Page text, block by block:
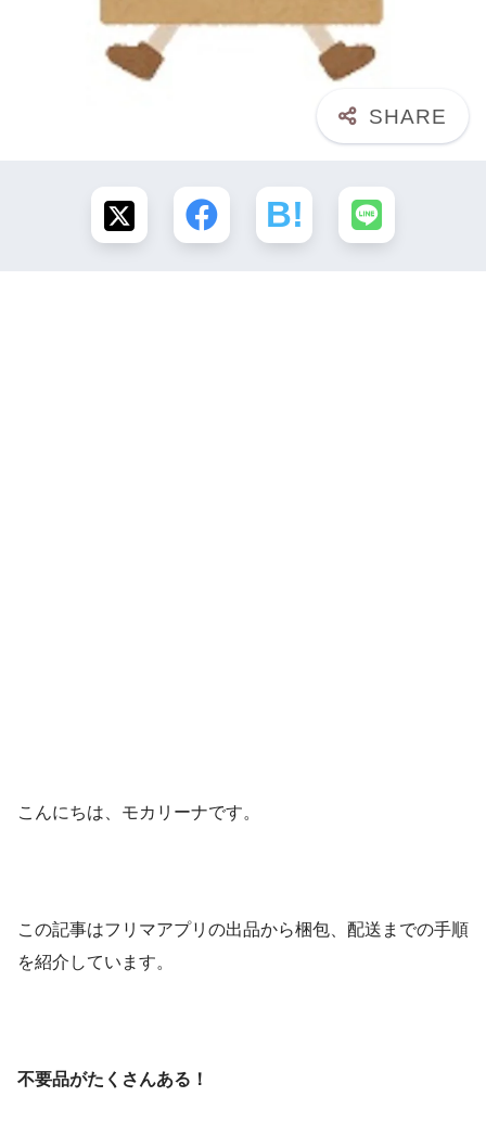
こんにちは、モカリーナです。
この記事はフリマアプリの出品から梱包、配送までの手順
を紹介しています。
不要品がたくさんある！